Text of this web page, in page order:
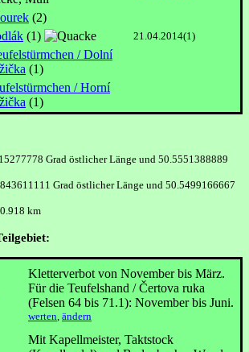
(2)
(1) 21.04.2014(1)
/ Dolní
(1)
/ Horní
(1)
Grad östlicher Länge und 50.5551388889
Grad östlicher Länge und 50.5499166667
km
Kletterverbot von November bis März.
Für die Teufelshand / Čertova ruka
(Felsen 64 bis 71.1): November bis Juni.
werten ändern
Mit Kapellmeister, Taktstock